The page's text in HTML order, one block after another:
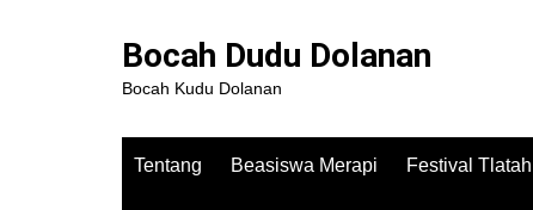
Bocah Dudu Dolanan
Bocah Kudu Dolanan
Tentang Beasiswa Merapi Festival